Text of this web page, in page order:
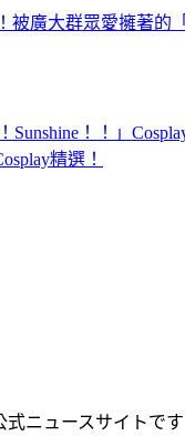
被廣大群眾愛擁著的
！！」
精選！
式ニュースサイトで